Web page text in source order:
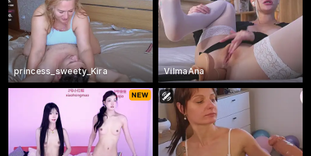
princess_sweety_Kira VilmaAna